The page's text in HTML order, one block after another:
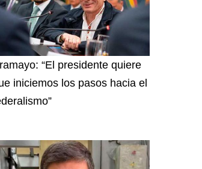
“El presidente quiere
iniciemos los pasos hacia el